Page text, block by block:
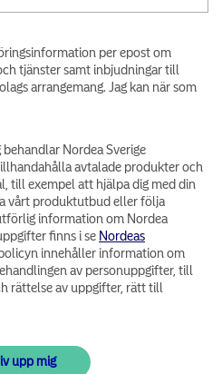
per epost om
tjänster samt inbjudningar till
arrangemang. Jag kan när som
Nordea Sverige
avtalade produkter och
till exempel att hjälpa dig med din
vårt produktutbud eller följa
information om Nordea
finns i se Nordeas
innehåller information om
av personuppgifter, till
rättelse av uppgifter, rätt till